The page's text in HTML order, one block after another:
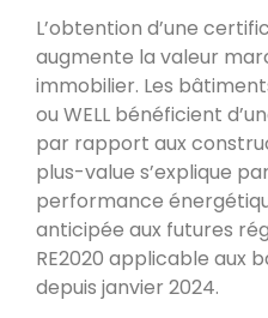
L’obtention d’une
augmente la valeur
immobilier. Les
ou WELL bénéficient
par rapport aux
plus-value s’explique
performance
anticipée aux futures
RE2020 applicable aux
depuis janvier 2024.